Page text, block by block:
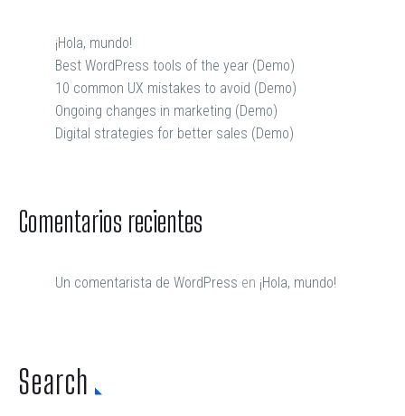
¡Hola, mundo!
Best WordPress tools of the year (Demo)
10 common UX mistakes to avoid (Demo)
Ongoing changes in marketing (Demo)
Digital strategies for better sales (Demo)
Comentarios recientes
Un comentarista de WordPress en ¡Hola, mundo!
Search